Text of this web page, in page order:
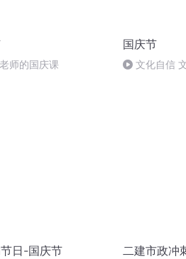
师的国庆课
国庆节
文化自信
日-国庆节
二建市政冲